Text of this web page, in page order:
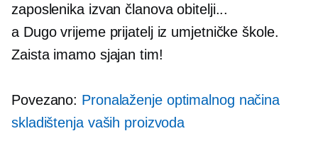
zaposlenika izvan članova obitelji...
a Dugo vrijemeprijatelj iz umjetničke škole.
Zaista imamo sjajan tim!
Povezano: Pronalaženje optimalnog načina
skladištenja vaših proizvoda